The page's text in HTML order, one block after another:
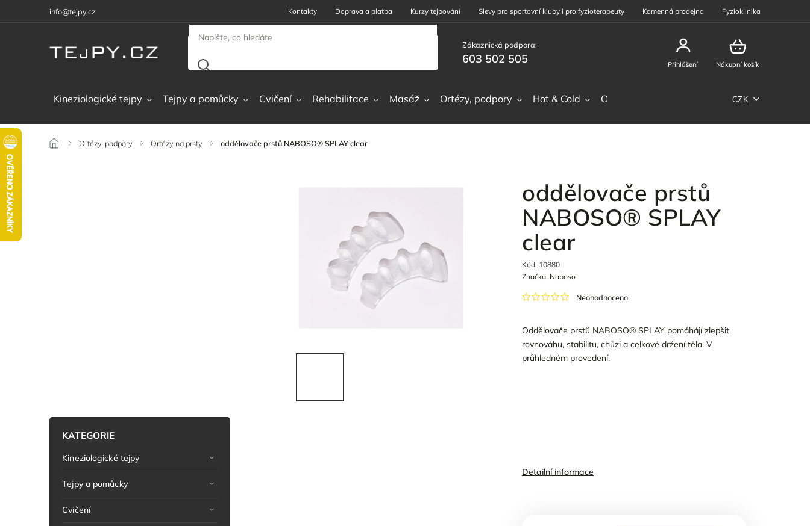
info@tejpy.cz Kontakty Doprava a platba Kurzy tejpování Slevy pro sportovní kluby i pro fyzioterapeuty Kamenná prodejna Fyzioklinika
Zákaznická podpora:
603 502 505 Nákupní košík
Přihlášení
CZK
Kineziologické tejpy Tejpy a pomůcky Cvičení Rehabilitace Masáž Ortézy, podpory Hot & Cold Ostatní sortiment Sportovní
/ Ortézy, podpory / Ortézy na prsty / oddělovače prstů NABOSO® SPLAY clear
KATEGORIE
Kineziologické tejpy
Tejpy a pomůcky
Cvičení
oddělovače prstů
NABOSO® SPLAY
clear
Kód: 10880
Neohodnoceno
Oddělovače prstů NABOSO® SPLAY pomáhájí zlepšit
rovnováhu, stabilitu, chůzi a celkové držení těla. V
průhledném provedení.
Detailní informace
Značka: Naboso